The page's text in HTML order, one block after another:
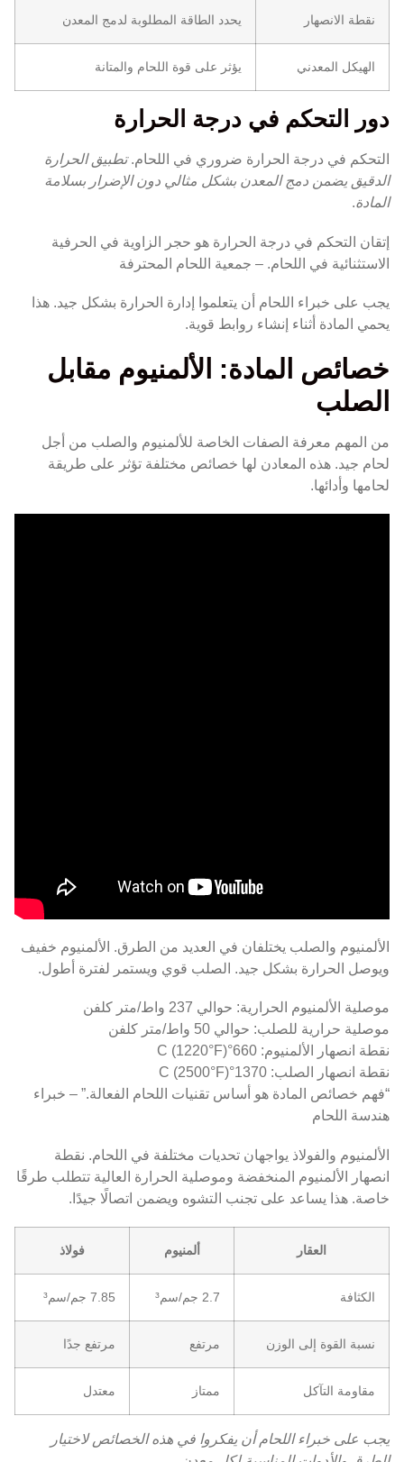
نقطة الانصهار يحدد الطاقة المطلوبة لدمج المعدن
الهيكل المعدني يؤثر على قوة اللحام والمتانة
دور التحكم في درجة الحرارة
التحكم في درجة الحرارة ضروري في اللحام.تطبيق الحرارة
الدقيق يضمن دمج المعدن بشكل مثالي دون الإضرار بسلامة
المادة.
إتقان التحكم في درجة الحرارة هو حجر الزاوية في الحرفية
الاستثنائية في اللحام. – جمعية اللحام المحترفة
يجب على خبراء اللحام أن يتعلموا إدارة الحرارة بشكل جيد. هذا
يحمي المادة أثناء إنشاء روابط قوية.
خصائص المادة: الألمنيوم مقابل
الصلب
من المهم معرفة الصفات الخاصة للألمنيوم والصلب من أجل
لحام جيد. هذه المعادن لها خصائص مختلفة تؤثر على طريقة
لحامها وأدائها.
الألمنيوم والصلب يختلفان في العديد من الطرق. الألمنيوم خفيف
ويوصل الحرارة بشكل جيد. الصلب قوي ويستمر لفترة أطول.
موصلية الألمنيوم الحرارية: حوالي 237 واط/متر كلفن
موصلية حرارية للصلب: حوالي 50 واط/متر كلفن
نقطة انصهار الألمنيوم: 660°C (1220°F)
نقطة انصهار الصلب: 1370°C (2500°F)
“فهم خصائص المادة هو أساس تقنيات اللحام الفعالة.” – خبراء
هندسة اللحام
الألمنيوم والفولاذ يواجهان تحديات مختلفة في اللحام. نقطة
انصهار الألمنيوم المنخفضة وموصلية الحرارة العالية تتطلب طرقًا
خاصة. هذا يساعد على تجنب التشوه ويضمن اتصالًا جيدًا.
العقار ألمنيوم فولاذ
الكثافة 2.7 جم/سم³ 7.85 جم/سم³
نسبة القوة إلى الوزن مرتفع مرتفع جدًا
مقاومة التآكل ممتاز معتدل
يجب على خبراء اللحام أن يفكروا في هذه الخصائص لاختيار